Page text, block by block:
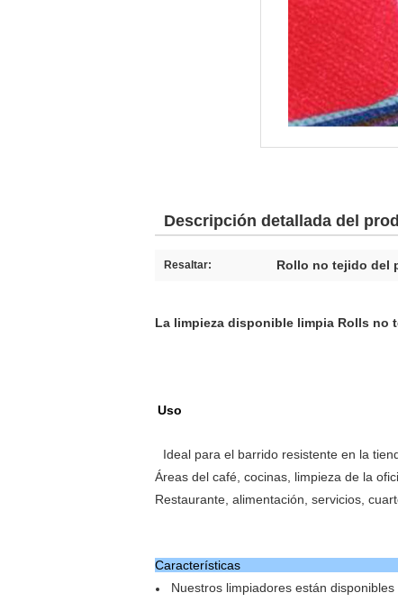
Descripción detallada del
Resaltar: Rollo no tejido del
La limpieza disponible limpia Rolls no
Uso
Ideal para el barrido resistente en la
Áreas del café, cocinas, limpieza de la
Restaurante, alimentación, servicios,
Nuestros limpiadores están